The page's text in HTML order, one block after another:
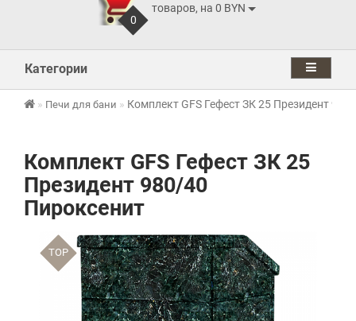
0
товаров, на 0 BYN
Категории
Печи для бани Комплект GFS Гефест ЗК 25 Президент
Комплект GFS Гефест ЗК 25
Президент 980/40
Пироксенит
TOP